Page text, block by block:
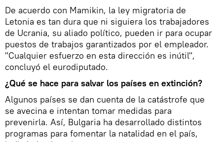
De acuerdo con Mamikin, la ley migratoria de
Letonia es tan dura que ni siguiera los trabajadores
de Ucrania, su aliado político, pueden ir para ocupar
puestos de trabajos garantizados por el empleador.
"Cualquier esfuerzo en esta dirección es inútil",
concluyó el eurodiputado.
¿Qué se hace para salvar los países en extinción?
Algunos países se dan cuenta de la catástrofe que
se avecina e intentan tomar medidas para
prevenirla. Así, Bulgaria ha desarrollado distintos
programas para fomentar la natalidad en el país,